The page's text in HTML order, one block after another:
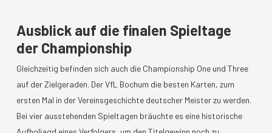
Ausblick auf die finalen Spieltage
der Championship
Gleichzeitig befinden sich auch die Championship One und Three
auf der Zielgeraden. Der VfL Bochum die besten Karten, zum
ersten Mal in der Vereinsgeschichte deutscher Meister zu werden.
Bei vier ausstehenden Spieltagen bräuchte es eine historische